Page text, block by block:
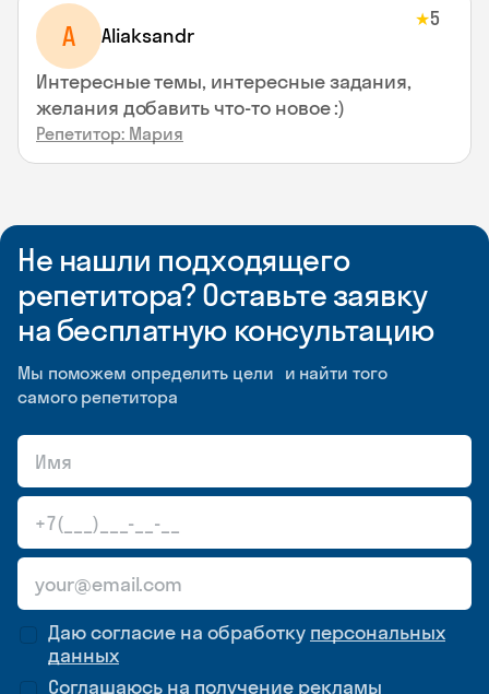
A Aliaksandr
★5
Интересные темы, интересные задания,
желания добавить что-то новое :)
Репетитор: Мария
Не нашли подходящего
репетитора? Оставьте заявку
на бесплатную консультацию
Мы поможем определить цели и найти того
самого репетитора
Даю согласие на обработку персональных
данных
Соглашаюсь на получение рекламы